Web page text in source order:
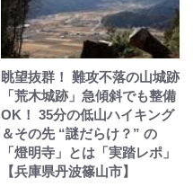
眺望抜群！ 難攻不落の山城跡
「荒木城跡」急傾斜でも整備
OK！ 35分の低山ハイキング
＆その先 “謎だらけ？” の
「燈明寺」とは「実踏レポ」
【兵庫県丹波篠山市】